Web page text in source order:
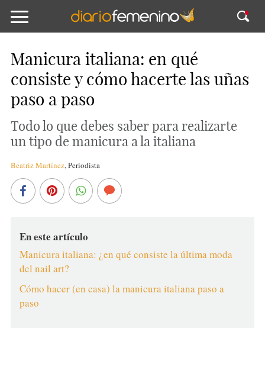
Manicura italiana: en qué
consiste y cómo hacerte las uñas
paso a paso
Todo lo que debes saber para realizarte
un tipo de manicura a la italiana
Beatriz Martínez,Periodista
En este artículo
Manicura italiana: ¿en qué consiste la última moda
del nail art?
Cómo hacer (en casa) la manicura italiana paso a
paso